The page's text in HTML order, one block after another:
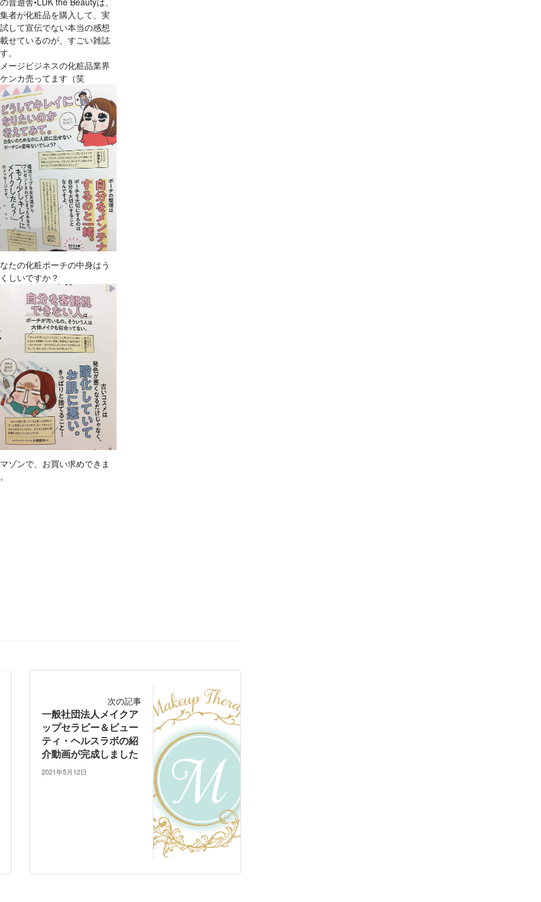
者が化粧品を購入して、実
して宣伝でない本当の感想
せているのが、すごい雑誌
。
ージビジネスの化粧品業界
ンカ売ってます（笑
たの化粧ポーチの中身はう
しいですか？
ゾンで、お買い求めできま
次の記事
一般社団法人メイクア
ップセラピー＆ビュー
ティ・ヘルスラボの紹
介動画が完成しました
2021年5月12日